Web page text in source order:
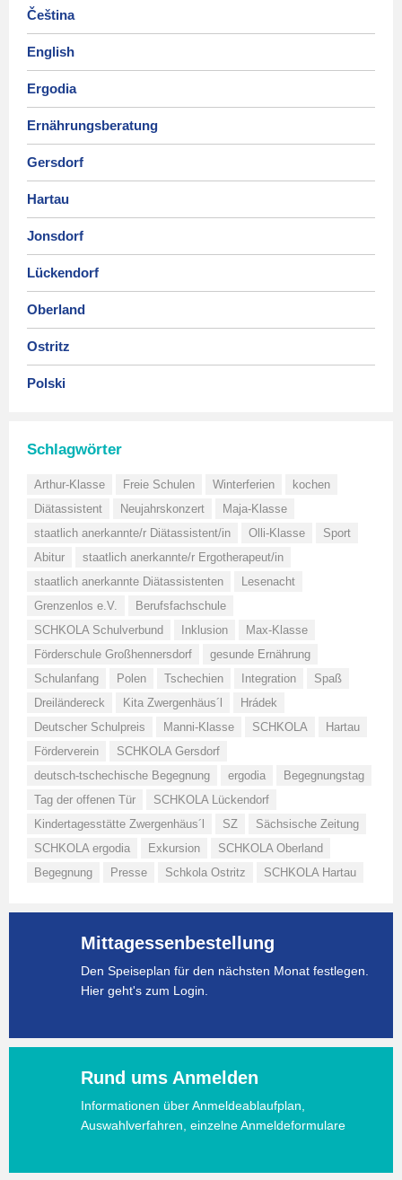
Čeština
English
Ergodia
Ernährungsberatung
Gersdorf
Hartau
Jonsdorf
Lückendorf
Oberland
Ostritz
Polski
Schlagwörter
Arthur-Klasse Freie Schulen Winterferien
kochen
Diätassistent
Neujahrskonzert
Maja-Klasse
staatlich anerkannte/r Diätassistent/in
Olli-Klasse
Sport
Abitur
staatlich anerkannte/r Ergotherapeut/in
staatlich anerkannte Diätassistenten
Lesenacht
Grenzenlos e.V.
Berufsfachschule
SCHKOLA Schulverbund
Inklusion
Max-Klasse
Förderschule Großhennersdorf
gesunde Ernährung
Schulanfang
Polen Tschechien Integration
Spaß
Dreiländereck
Kita Zwergenhäus´l
Hrádek
Deutscher Schulpreis
Manni-Klasse SCHKOLA
Hartau
Förderverein
SCHKOLA Gersdorf
deutsch-tschechische Begegnung
ergodia
Begegnungstag
Tag der offenen Tür
SCHKOLA Lückendorf
Kindertagesstätte Zwergenhäus´l
SZ
Sächsische Zeitung
SCHKOLA ergodia
Exkursion
SCHKOLA Oberland
Begegnung
Presse Schkola Ostritz SCHKOLA Hartau
Mittagessenbestellung
Den Speiseplan für den nächsten Monat festlegen.
Hier geht's zum Login.
Rund ums Anmelden
Informationen über Anmeldeablaufplan,
Auswahlverfahren, einzelne Anmeldeformulare